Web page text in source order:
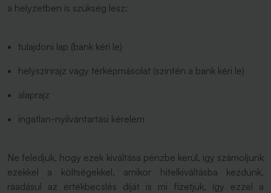
a helyzetben is szükség lesz:
tulajdoni lap (bank kéri le)
helyszínrajz vagy térképmásolat (szintén a bank kéri le)
alaprajz
ingatlan-nyilvántartási kérelem
Ne feledjük, hogy ezek kiváltása pénzbe kerül, így számoljunk
ezekkel a költségekkel, amikor hitelkiváltásba kezdünk,
ráadásul az értékbecslés díját is mi fizetjük, így ezzel a